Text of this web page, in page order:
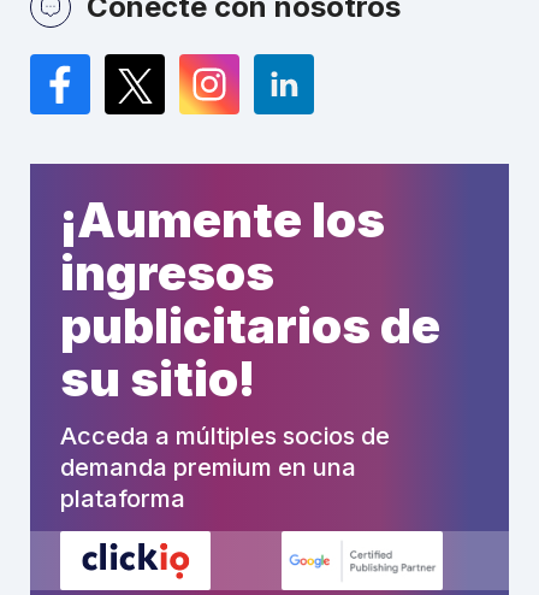
Facebook
TwitterInstagramLinkedIn
¡Aumente los
ingresos
publicitarios de
su sitio!
Acceda a múltiples socios de
demanda premium en una
plataforma